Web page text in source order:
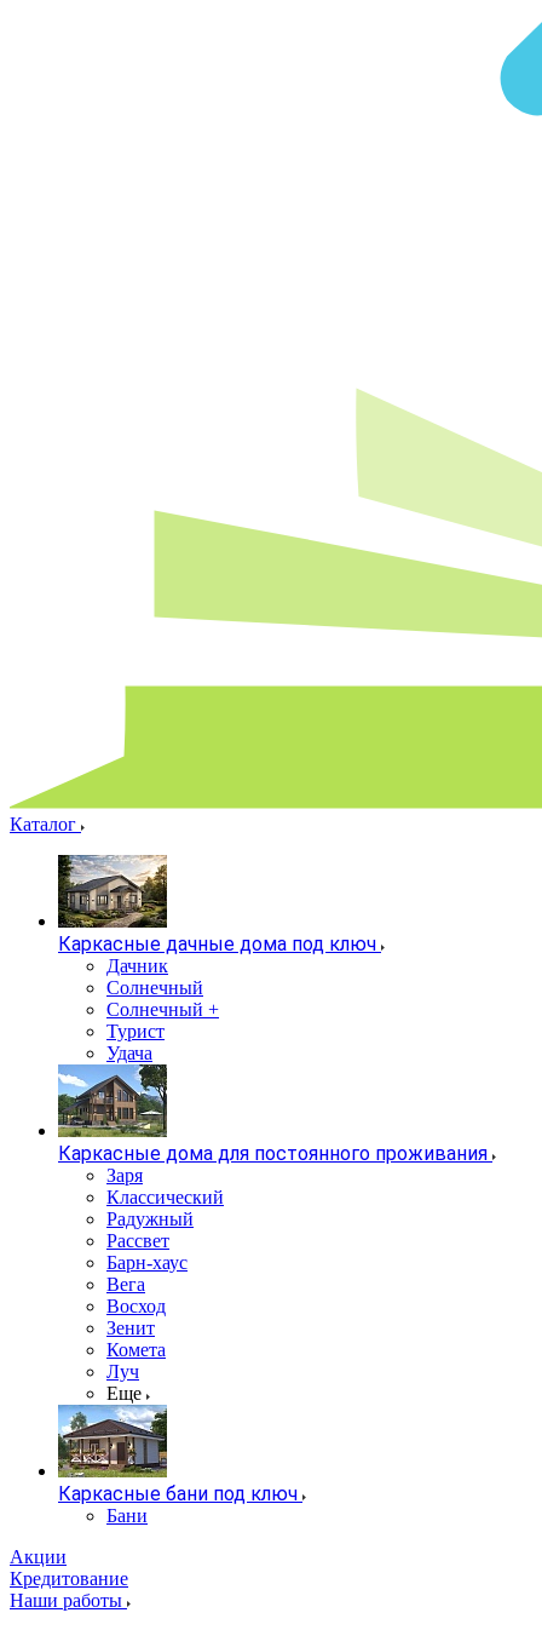
Каталог
Каркасные дачные дома под ключ
Дачник
Солнечный
Солнечный +
Турист
Удача
Каркасные дома для постоянного проживания
Заря
Классический
Радужный
Рассвет
Барн-хаус
Вега
Восход
Зенит
Комета
Луч
Еще
Каркасные бани под ключ
Бани
Акции
Кредитование
Наши работы